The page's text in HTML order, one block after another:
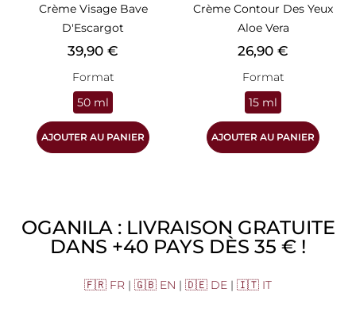
Crème Visage Bave
D'Escargot
Prix
39,90 €
Format
50 ml
AJOUTER AU PANIER
Crème Contour Des Yeux
Aloe Vera
Prix
26,90 €
Format
15 ml
AJOUTER AU PANIER
OGANILA : LIVRAISON GRATUITE
DANS +40 PAYS DÈS 35 € !
🇫🇷 FR | 🇬🇧 EN | 🇩🇪 DE | 🇮🇹 IT